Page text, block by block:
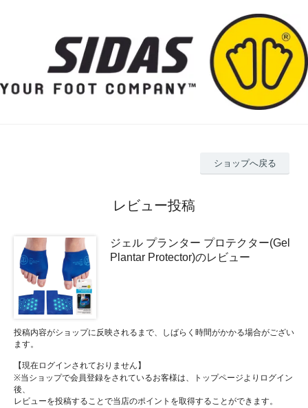
ショップへ戻る
レビュー投稿
ジェル プランター プロテクター(Gel
Plantar Protector)のレビュー
投稿内容がショップに反映されるまで、しばらく時間がかかる場合がござい
ます。
【現在ログインされておりません】
※当ショップで会員登録をされているお客様は、トップページよりログイン
後、
レビューを投稿することで当店のポイントを取得することができます。